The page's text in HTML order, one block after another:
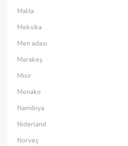
Malta
Meksika
Men adası
Mərakeş
Misir
Monako
Namibiya
Niderland
Norveç